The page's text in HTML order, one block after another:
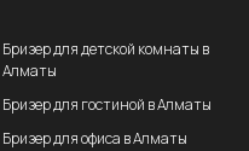
Бризер для детской комнаты в
Алматы
Бризер для гостиной в Алматы
Бризер для офиса в Алматы